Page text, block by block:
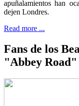
apuñalamientos han
dejen Londres.
Read more ...
Fans de los
"Abbey Road"